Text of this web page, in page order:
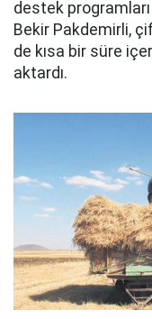
destek programları
Bekir Pakdemirli,
de kısa bir süre
aktardı.